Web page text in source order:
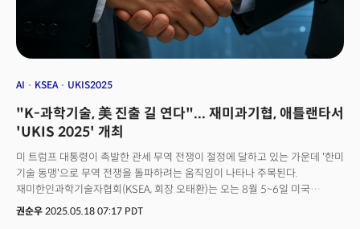
market.In particular, Atlanta, the venue of the event, is a strategically
important location where major Korean technology companies such
as Hyundai Motor Group, SK On, and Hanwha Q CELLS have made
logistics, manufacturing, energy, and high-tech industries, and is
where the headquarters of Fortune 500 companies such as Coca-
Cola, Delta Air Lines, and Home Depot are located.Against this
is attracting attention as a region with excellent conditions for
Korean companies to enter and grow, such as a strong Korean
community, a business-friendly policy environment, and the
presence of various academic institutions.
AI KSEA UKIS2025
"K-과학기술, 美 진출 길 연다"... 재미과기협, 애틀랜타서
'UKIS 2025' 개최
미 트럼프 대통령이 촉발한 관세 무역 전쟁이 절정에 달하고 있는 가운데 '한미
기술 동맹'으로 무역 전쟁을 돌파하려는 움직임이 나타나 주목된다.
재미한인과학기술자협회(KSEA, 회장 오태환)는 오는 8월 5~6일 미국
조지아주 애틀랜타에서 '유키스(US-Korea Industry Showcase, UKIS)
권순우 2025.05.18 07:17 PDT